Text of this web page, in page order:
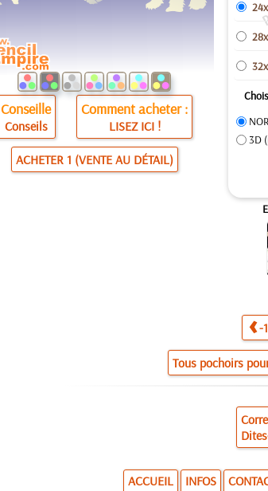
Conseille
Conseils
Comment acheter :
LISEZ ICI !
ACHETER 1 (VENTE AU DÉTAIL)
3D
-1
Tous pochoirs
ACCUEIL INFOS